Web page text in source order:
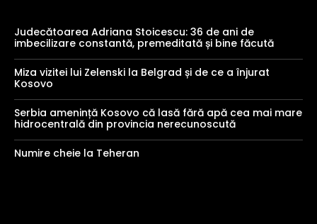
Judecătoarea Adriana Stoicescu: 36 de ani de
imbecilizare constantă, premeditată și bine făcută
Miza vizitei lui Zelenski la Belgrad și de ce a înjurat
Kosovo
Serbia amenință Kosovo că lasă fără apă cea mai mare
hidrocentrală din provincia nerecunoscută
Numire cheie la Teheran